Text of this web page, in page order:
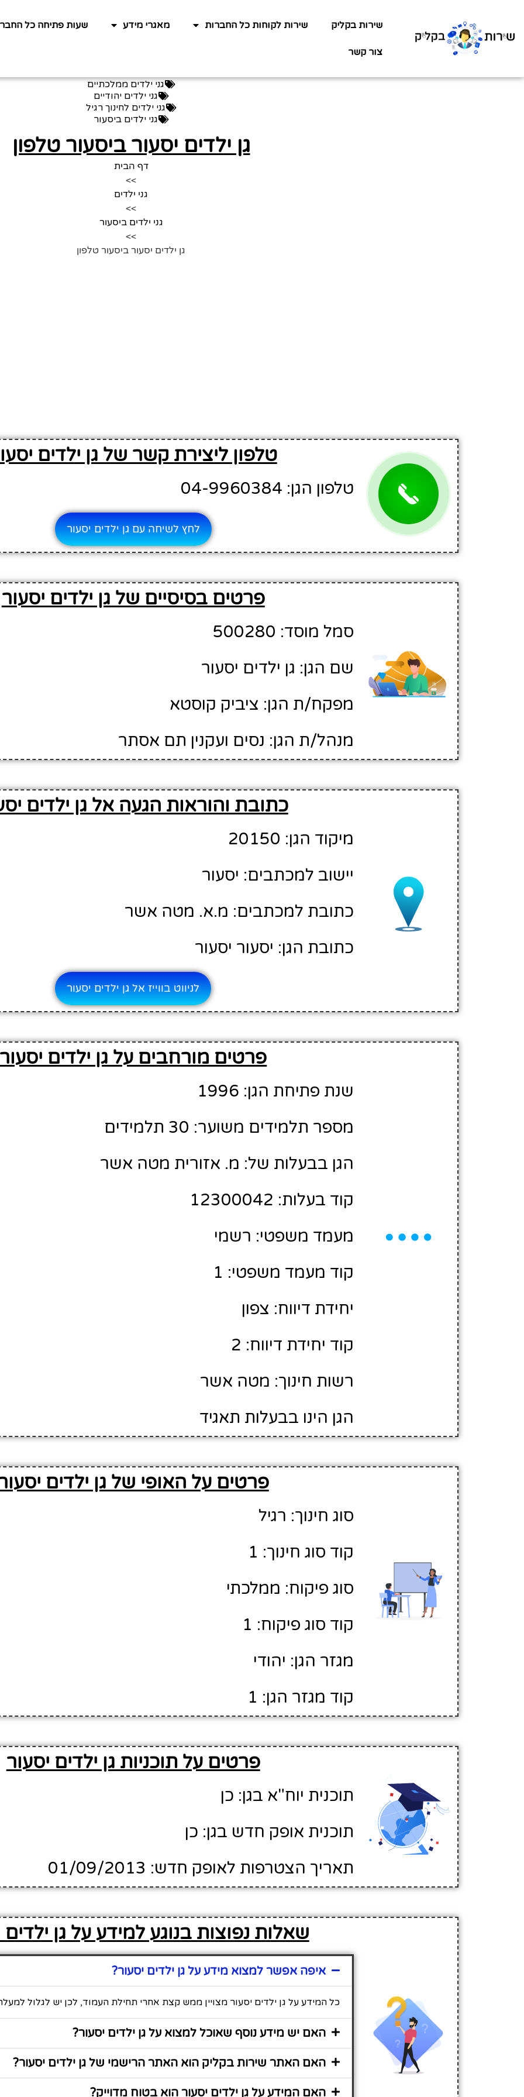
שירות בקליק שירות לקוחות כל החברות מאגרי מידע שעות פתיחה כל
צור קשר
גני ילדים ממלכתיים
גני ילדים יהודיים
גני ילדים לחינוך רגיל
גני ילדים ביסעור
גן ילדים יסעור ביסעור טלפון
דף הבית
>>
גני ילדים
>>
גני ילדים ביסעור
>>
גן ילדים יסעור ביסעור טלפון
טלפון ליצירת קשר של גן ילדים
טלפון הגן: 04-9960384
לחץ לשיחה עם גן ילדים יסעור
פרטים בסיסיים של גן ילדים יסעור
סמל מוסד: 500280
שם הגן: גן ילדים יסעור
מפקח/ת הגן: ציביק קוסטא
מנהל/ת הגן: נסים ועקנין תם אסתר
כתובת והוראות הגעה אל גן ילדים
מיקוד הגן: 20150
יישוב למכתבים: יסעור
כתובת למכתבים: מ.א. מטה אשר
כתובת הגן: יסעור יסעור
לניווט בווייז אל גן ילדים יסעור
פרטים מורחבים על גן ילדים יסעור
שנת פתיחת הגן: 1996
מספר תלמידים משוער: 30 תלמידים
הגן בבעלות של: מ. אזורית מטה אשר
קוד בעלות: 12300042
מעמד משפטי: רשמי
קוד מעמד משפטי: 1
יחידת דיווח: צפון
קוד יחידת דיווח: 2
רשות חינוך: מטה אשר
הגן הינו בבעלות תאגיד
פרטים על האופי של גן ילדים
סוג חינוך: רגיל
קוד סוג חינוך: 1
סוג פיקוח: ממלכתי
קוד סוג פיקוח: 1
מגזר הגן: יהודי
קוד מגזר הגן: 1
פרטים על תוכניות גן ילדים יסעור
תוכנית יוח"א בגן: כן
תוכנית אופק חדש בגן: כן
תאריך הצטרפות לאופק חדש: 01/09/2013
שאלות נפוצות בנוגע למידע על גן ילדים
איפה אפשר למצוא מידע על גן ילדים יסעור?
כל המידע על גן ילדים יסעור מצויין ממש קצת אחרי תחילת העמוד, לכן יש לגלול
האם יש מידע נוסף שאוכל למצוא על גן ילדים יסעור?
האם האתר שירות בקליק הוא האתר הרישמי של גן ילדים יסעור?
האם המידע על גן ילדים יסעור הוא בטוח מדוייק?